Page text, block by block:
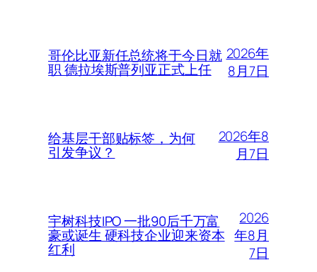
哥伦比亚新任总统将于今日就
职 德拉埃斯普列亚正式上任
2026年
8月7日
给基层干部贴标签，为何
引发争议？
2026年8
月7日
宇树科技IPO 一批90后千万富
豪或诞生 硬科技企业迎来资本
红利
2026
年8月
7日